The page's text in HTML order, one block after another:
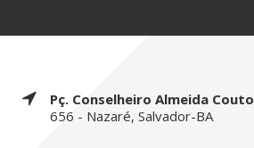
Pç. Conselheiro Almeida Couto
656 - Nazaré, Salvador-BA